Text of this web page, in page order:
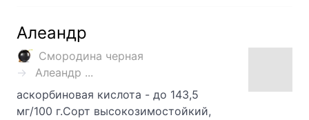
Алеандр
Смородина черная
Алеандр ...
аскорбиновая кислота - до 143,5
мг/100 г.Сорт высокозимостойкий,